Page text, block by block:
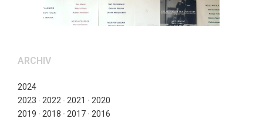
ARCHIV
2024
2023 ∙ 2022 ∙ 2021 ∙ 2020
2019 ∙ 2018 ∙ 2017 ∙ 2016